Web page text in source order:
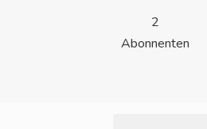
2
Abonnenten